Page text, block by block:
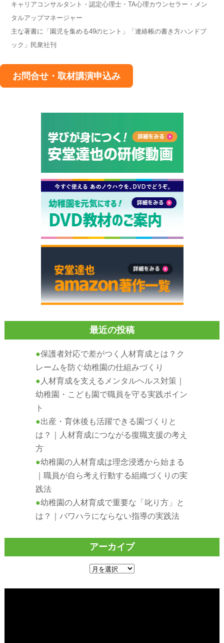
キャリアコンサルタント・認定心理士・TA心理カウンセラー・メン
タルアップマネージャー
主な著書に「園児を集める49のヒント」「連絡帳の書き方ハンドブ
ック」民衆社刊
お問合せ・取材講演申込み
最近の投稿
保護者対応で差がつく人材育成とは？ク
レームを防ぐ幼稚園の仕組みづくり
人材育成を支えるメンタルヘルス対策｜
幼稚園・こども園で職員を守る実践ポイン
ト
出産・育休後も活躍できる園づくりと
は？｜人材育成につながる復職支援の考え
方
幼稚園の人材育成は理念浸透から始まる
｜職員が自ら考え行動する組織づくりの実
践法
幼稚園の人材育成で重要な「叱り方」と
は？｜パワハラにならない指導の実践法
アーカイブ
ア